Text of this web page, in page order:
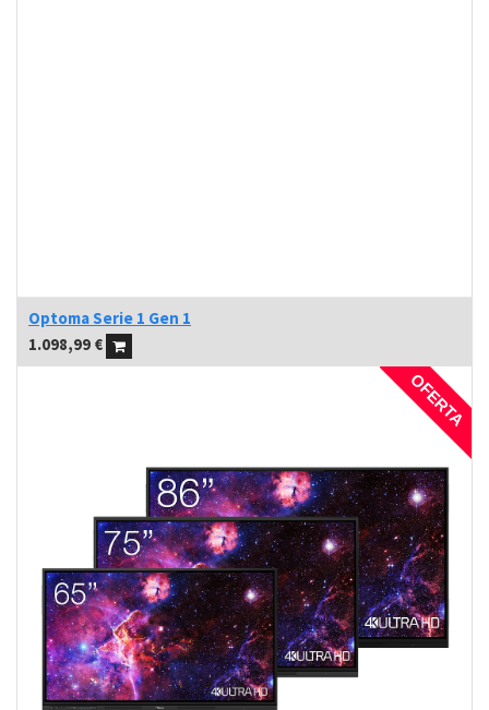
Optoma Serie 1 Gen 1
1.098,99 €
OFERTA